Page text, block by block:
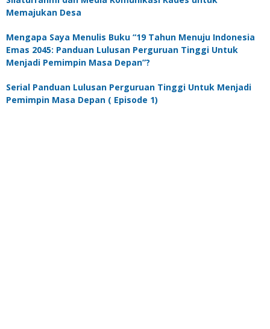
Memajukan Desa
Mengapa Saya Menulis Buku “19 Tahun Menuju Indonesia
Emas 2045: Panduan Lulusan Perguruan Tinggi Untuk
Menjadi Pemimpin Masa Depan”?
Serial Panduan Lulusan Perguruan Tinggi Untuk Menjadi
Pemimpin Masa Depan ( Episode 1)